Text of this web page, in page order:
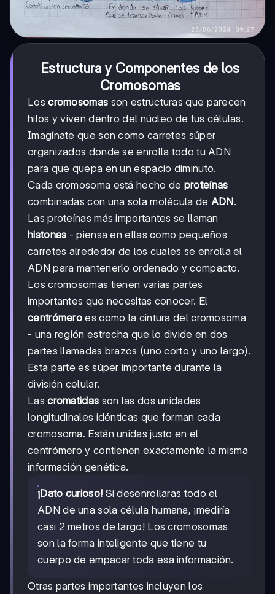
Estructura y Componentes de los
Cromosomas
Loscromosomas son estructuras que parecen
hilos y viven dentro del núcleo de tus células.
Imagínate que son como carretes súper
organizados donde se enrolla todo tu ADN
para que quepa en un espacio diminuto.
Cada cromosoma está hecho de proteínas
combinadas con una sola molécula de ADN.
Las proteínas más importantes se llaman
histonas - piensa en ellas como pequeños
carretes alrededor de los cuales se enrolla el
ADN para mantenerlo ordenado y compacto.
Los cromosomas tienen varias partes
importantes que necesitas conocer. El
centrómero es como la cintura del cromosoma
- una región estrecha que lo divide en dos
partes llamadas brazos (uno corto y uno largo).
Esta parte es súper importante durante la
división celular.
Lascromatidas son las dos unidades
longitudinales idénticas que forman cada
cromosoma. Están unidas justo en el
centrómero y contienen exactamente la misma
información genética.
¡Dato curioso! Si desenrollaras todo el
ADN de una sola célula humana, ¡mediría
casi 2 metros de largo! Los cromosomas
son la forma inteligente que tiene tu
cuerpo de empacar toda esa información.
Otras partes importantes incluyen los